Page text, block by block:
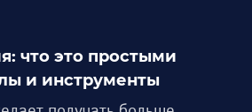
что это простыми
и инструменты